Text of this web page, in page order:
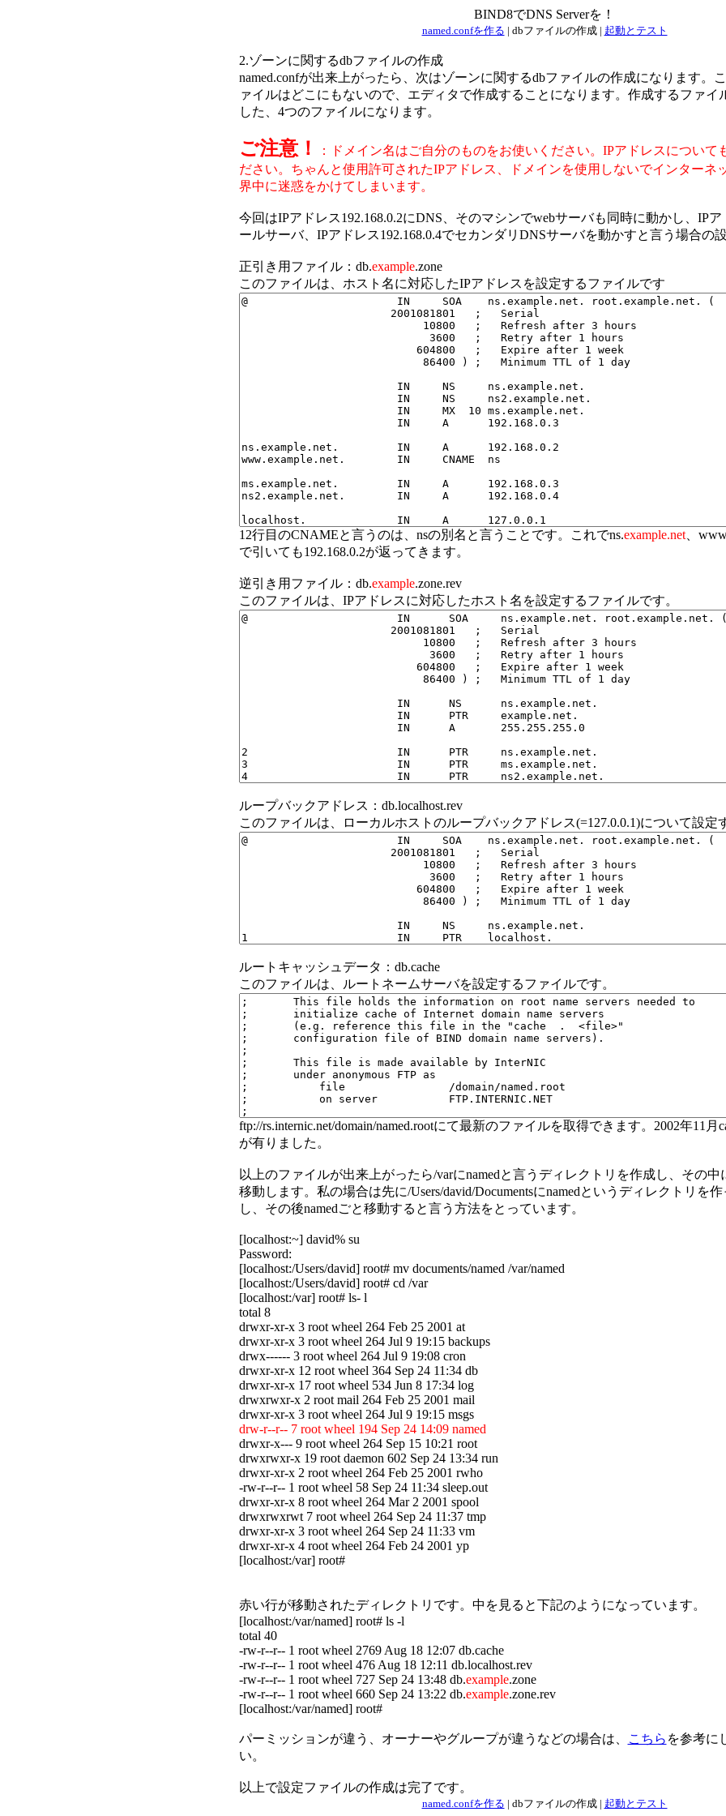
BIND8でDNS Serverを！
named.confを作る | dbファイルの作成 | 起動とテスト
2.ゾーンに関するdbファイルの作成
named.confが出来上がったら、次はゾーンに関するdbファイルの作成になります。
ァイルはどこにもないので、エディタで作成することになります。作成するファイ
した、4つのファイルになります。
ご注意！
：ドメイン名はご自分のものをお使いください。IPアドレスについて
ださい。ちゃんと使用許可されたIPアドレス、ドメインを使用しないでインターネ
界中に迷惑をかけてしまいます。
今回はIPアドレス192.168.0.2にDNS、そのマシンでwebサーバも同時に動かし、IPア
ールサーバ、IPアドレス192.168.0.4でセカンダリDNSサーバを動かすと言う場合の設
正引き用ファイル：db.example.zone
このファイルは、ホスト名に対応したIPアドレスを設定するファイルです
12行目のCNAMEと言うのは、nsの別名と言うことです。これでns.example.net、
で引いても192.168.0.2が返ってきます。
逆引き用ファイル：db.example.zone.rev
このファイルは、IPアドレスに対応したホスト名を設定するファイルです。
ループバックアドレス：db.localhost.rev
このファイルは、ローカルホストのループバックアドレス(=127.0.0.1)について設定
ルートキャッシュデータ：db.cache
このファイルは、ルートネームサーバを設定するファイルです。
ftp://rs.internic.net/domain/named.rootにて最新のファイルを取得できます。2002年11月
が有りました。
以上のファイルが出来上がったら/varにnamedと言うディレクトリを作成し、その
移動します。私の場合は先に/Users/david/Documentsにnamedというディレクトリを
し、その後namedごと移動すると言う方法をとっています。
[localhost:~] david% su
Password:
[localhost:/Users/david] root# mv documents/named /var/named
[localhost:/Users/david] root# cd /var
[localhost:/var] root# ls- l
total 8
drwxr-xr-x 3 root wheel 264 Feb 25 2001 at
drwxr-xr-x 3 root wheel 264 Jul 9 19:15 backups
drwx------ 3 root wheel 264 Jul 9 19:08 cron
drwxr-xr-x 12 root wheel 364 Sep 24 11:34 db
drwxr-xr-x 17 root wheel 534 Jun 8 17:34 log
drwxrwxr-x 2 root mail 264 Feb 25 2001 mail
drwxr-xr-x 3 root wheel 264 Jul 9 19:15 msgs
drw-r--r-- 7 root wheel 194 Sep 24 14:09 named
drwxr-x--- 9 root wheel 264 Sep 15 10:21 root
drwxrwxr-x 19 root daemon 602 Sep 24 13:34 run
drwxr-xr-x 2 root wheel 264 Feb 25 2001 rwho
-rw-r--r-- 1 root wheel 58 Sep 24 11:34 sleep.out
drwxr-xr-x 8 root wheel 264 Mar 2 2001 spool
drwxrwxrwt 7 root wheel 264 Sep 24 11:37 tmp
drwxr-xr-x 3 root wheel 264 Sep 24 11:33 vm
drwxr-xr-x 4 root wheel 264 Feb 24 2001 yp
[localhost:/var] root#
赤い行が移動されたディレクトリです。中を見ると下記のようになっています。
[localhost:/var/named] root# ls -l
total 40
-rw-r--r-- 1 root wheel 2769 Aug 18 12:07 db.cache
-rw-r--r-- 1 root wheel 476 Aug 18 12:11 db.localhost.rev
-rw-r--r-- 1 root wheel 727 Sep 24 13:48 db.example.zone
-rw-r--r-- 1 root wheel 660 Sep 24 13:22 db.example.zone.rev
[localhost:/var/named] root#
パーミッションが違う、オーナーやグループが違うなどの場合は、 こちら を参考に
い。
以上で設定ファイルの作成は完了です。
named.confを作る | dbファイルの作成 | 起動とテスト